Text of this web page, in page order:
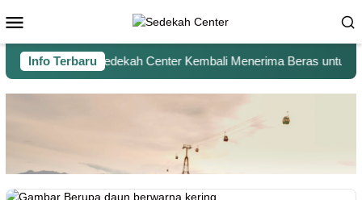
Info TerbaruSedekah Center Kembali Menerima Beras untuk